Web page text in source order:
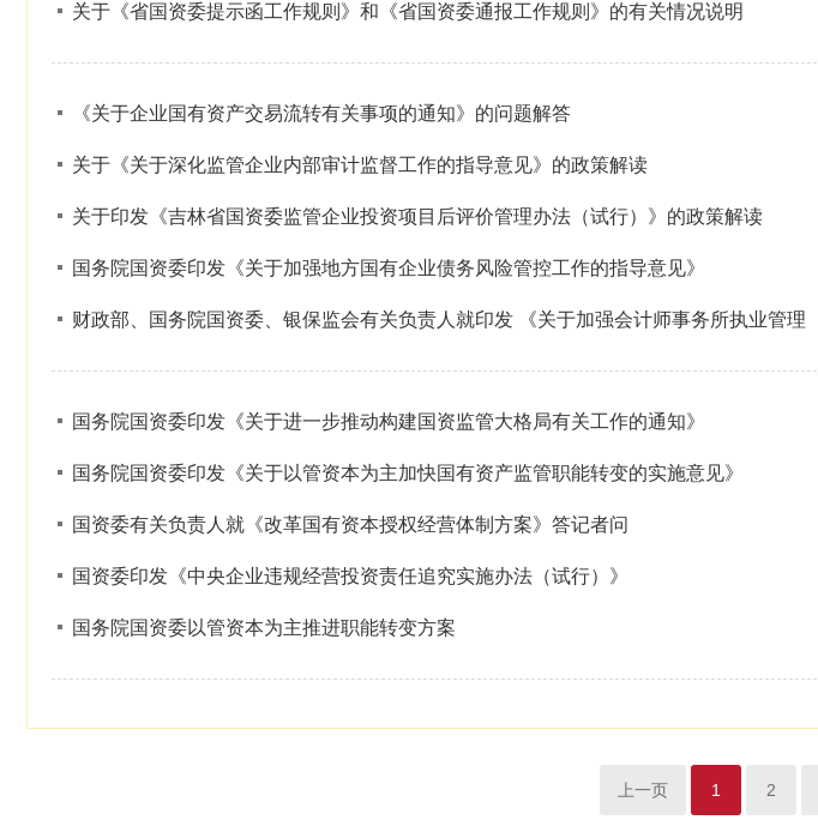
关于《省国资委提示函工作规则》和《省国资委通报工作规则》的有关情况说明
《关于企业国有资产交易流转有关事项的通知》的问题解答
关于《关于深化监管企业内部审计监督工作的指导意见》的政策解读
关于印发《吉林省国资委监管企业投资项目后评价管理办法（试行）》的政策解读
国务院国资委印发《关于加强地方国有企业债务风险管控工作的指导意见》
财政部、国务院国资委、银保监会有关负责人就印发 《关于加强会计师事务所执业管
国务院国资委印发《关于进一步推动构建国资监管大格局有关工作的通知》
国务院国资委印发《关于以管资本为主加快国有资产监管职能转变的实施意见》
国资委有关负责人就《改革国有资本授权经营体制方案》答记者问
国资委印发《中央企业违规经营投资责任追究实施办法（试行）》
国务院国资委以管资本为主推进职能转变方案
上一页 1 2